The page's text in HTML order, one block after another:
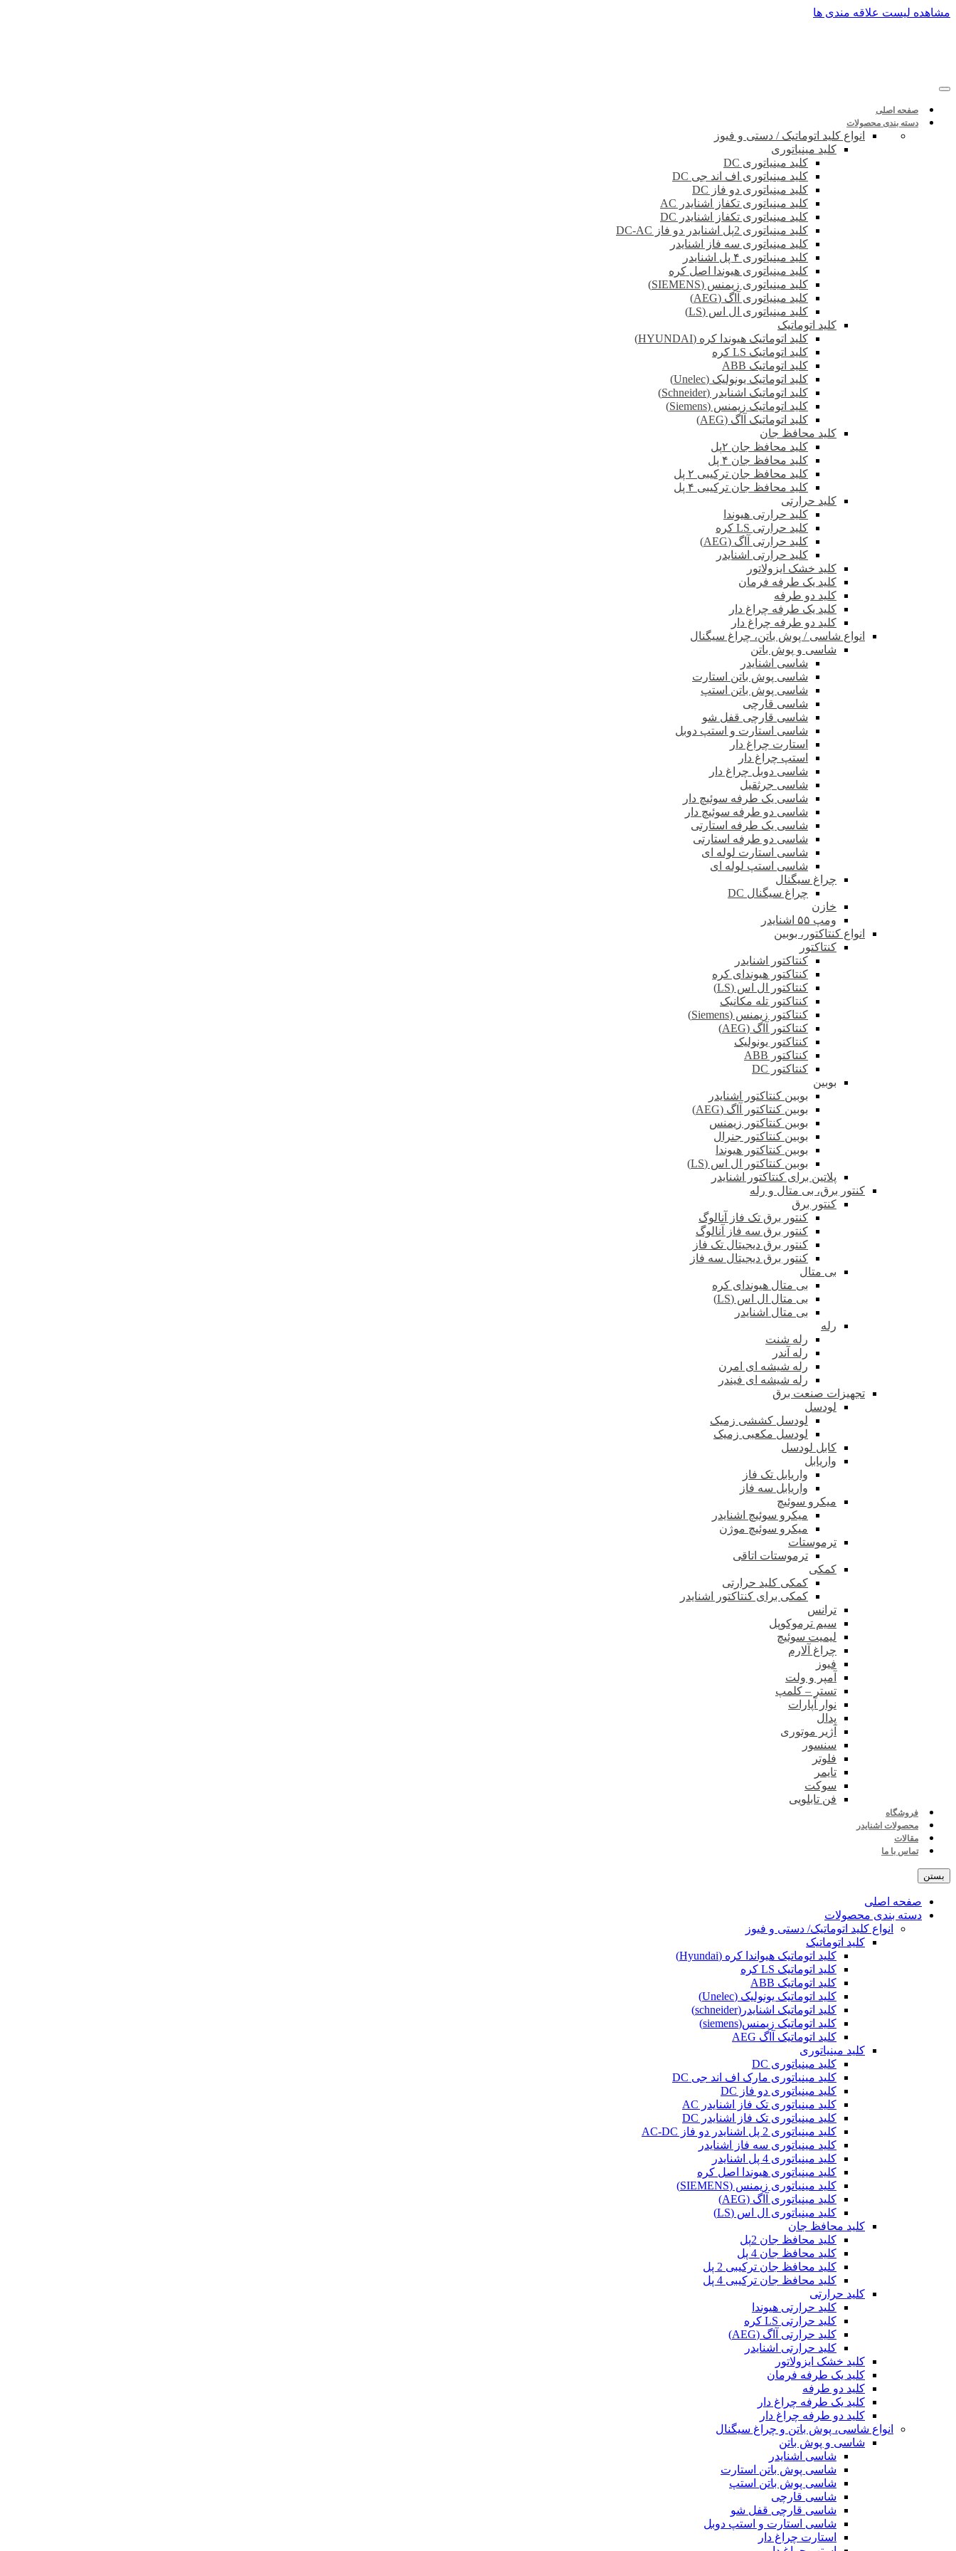
پرش
مشاهده لیست علاقه مندی ها
صفحه اصلی
دسته بندی محصولات
انواع کلید اتوماتیک / دستی و فیوز
کلید مینیاتوری
کلید مینیاتوری DC
کلید مینیاتوری اف اند جی DC
کلید مینیاتوری دو فاز DC
کلید مینیاتوری تکفاز اشنایدر AC
کلید مینیاتوری تکفاز اشنایدر DC
کلید مینیاتوری 2پل اشنایدر دو فاز DC-AC
کلید مینیاتوری سه فاز اشنایدر
کلید مینیاتوری ۴ پل اشنایدر
کلید مینیاتوری هیوندا اصل کره
کلید مینیاتوری زیمنس (SIEMENS)
کلید مینیاتوری آاگ (AEG)
کلید مینیاتوری ال اس (LS)
کلید اتوماتیک
کلید اتوماتیک هیوندا کره (HYUNDAI)
کلید اتوماتیک LS کره
کلید اتوماتیک ABB
کلید اتوماتیک یونولیک (Unelec)
کلید اتوماتیک اشنایدر (Schneider)
کلید اتوماتیک زیمنس (Siemens)
کلید اتوماتیک آاگ (AEG)
کلید محافظ جان
کلید محافظ جان ۲پل
کلید محافظ جان ۴ پل
کلید محافظ جان ترکیبی ۲ پل
کلید محافظ جان ترکیبی ۴ پل
کلید حرارتی
کلید حرارتی هیوندا
کلید حرارتی LS کره
کلید حرارتی آاگ (AEG)
کلید حرارتی اشنایدر
کلید خشک ایزولاتور
کلید یک طرفه فرمان
کلید دو طرفه
کلید یک طرفه چراغ دار
کلید دو طرفه چراغ دار
انواع شاسی / پوش باتن، چراغ سیگنال
شاسی و پوش باتن
شاسی اشنایدر
شاسی پوش باتن استارت
شاسی پوش باتن استپ
شاسی قارچی
شاسی قارچی قفل شو
شاسی استارت و استپ دوبل
استارت چراغ دار
استپ چراغ دار
شاسی دوبل چراغ دار
شاسی جرثقیل
شاسی یک طرفه سوئیچ دار
شاسی دو طرفه سوئیچ دار
شاسی یک طرفه استارتی
شاسی دو طرفه استارتی
شاسی استارت لوله ای
شاسی استپ لوله ای
چراغ سیگنال
چراغ سیگنال DC
خازن
ومپ ۵۵ اشنایدر
انواع کنتاکتور، بوبین
کنتاکتور
کنتاکتور اشنایدر
کنتاکتور هیوندای کره
کنتاکتور ال اس (LS)
کنتاکتور تله مکانیک
کنتاکتور زیمنس (Siemens)
کنتاکتور آاگ (AEG)
کنتاکتور یونولیک
کنتاکتور ABB
کنتاکتور DC
بوبین
بوبین کنتاکتور اشنایدر
بوبین کنتاکتور آاگ (AEG)
بوبین کنتاکتور زیمنس
بوبین کنتاکتور جنرال
بوبین کنتاکتور هیوندا
بوبین کنتاکتور ال اس (LS)
پلاتین برای کنتاکتور اشنایدر
کنتور برق، بی متال و رله
کنتور برق
کنتور برق تک فاز آنالوگ
کنتور برق سه فاز آنالوگ
کنتور برق دیجیتال تک فاز
کنتور برق دیجیتال سه فاز
بی متال
بی متال هیوندای کره
بی متال ال اس (LS)
بی متال اشنایدر
رله
رله شنت
رله آندر
رله شیشه ای امرن
رله شیشه ای فیندر
تجهیزات صنعت برق
لودسل
لودسل کششی زمیک
لودسل مکعبی زمیک
کابل لودسل
واریابل
واریابل تک فاز
واریابل سه فاز
میکرو سوئیچ
میکرو سوئیچ اشنایدر
میکرو سوئیچ موژن
ترموستات
ترموستات اتاقی
کمکی
کمکی کلید حرارتی
کمکی برای کنتاکتور اشنایدر
ترانس
سیم ترموکوپل
لیمیت سوئیچ
چراغ آلارم
فیوز
آمپر و ولت
تستر – کلمپ
نوار آپارات
پدال
آژیر موتوری
سنسور
فلوتر
تایمر
سوکت
فن تابلویی
فروشگاه
محصولات اشنایدر
مقالات
تماس با ما
بستن
صفحه اصلی
دسته بندی محصولات
انواع کلید اتوماتیک/ دستی و فیوز
کلید اتوماتیک
کلید اتوماتیک هیواندا کره (Hyundai)
کلید اتوماتیک LS کره
کلید اتوماتیک ABB
کلید اتوماتیک یونولیک (Unelec)
کلید اتوماتیک اشنایدر(schneider)
کلید اتوماتیک زیمنس(siemens)
کلید اتوماتیک آاگ AEG
کلید مینیاتوری
کلید مینیاتوری DC
کلید مینیاتوری مارک اف اند جی DC
کلید مینیاتوری دو فاز DC
کلید مینیاتوری تک فاز اشنایدر AC
کلید مینیاتوری تک فاز اشنایدر DC
کلید مینیاتوری 2 پل اشنایدر دو فاز AC-DC
کلید مینیاتوری سه فاز اشنایدر
کلید مینیاتوری 4 پل اشنایدر
کلید مینیاتوری هیوندا اصل کره
کلید مینیاتوری زیمنس (SIEMENS)
کلید مینیاتوری آاگ (AEG)
کلید مینیاتوری ال اس (LS)
کلید محافظ جان
کلید محافظ جان 2پل
کلید محافظ جان 4 پل
کلید محافظ جان ترکیبی 2 پل
کلید محافظ جان ترکیبی 4 پل
کلید حرارتی
کلید حرارتی هیوندا
کلید حرارتی LS کره
کلید حرارتی آاگ (AEG)
کلید حرارتی اشنایدر
کلید خشک ایزولاتور
کلید یک طرفه فرمان
کلید دو طرفه
کلید یک طرفه چراغ دار
کلید دو طرفه چراغ دار
انواع شاسی، پوش باتن و چراغ سیگنال
شاسی و پوش باتن
شاسی اشنایدر
شاسی پوش باتن استارت
شاسی پوش باتن استپ
شاسی قارچی
شاسی قارچی قفل شو
شاسی استارت و استپ دوبل
استارت چراغ دار